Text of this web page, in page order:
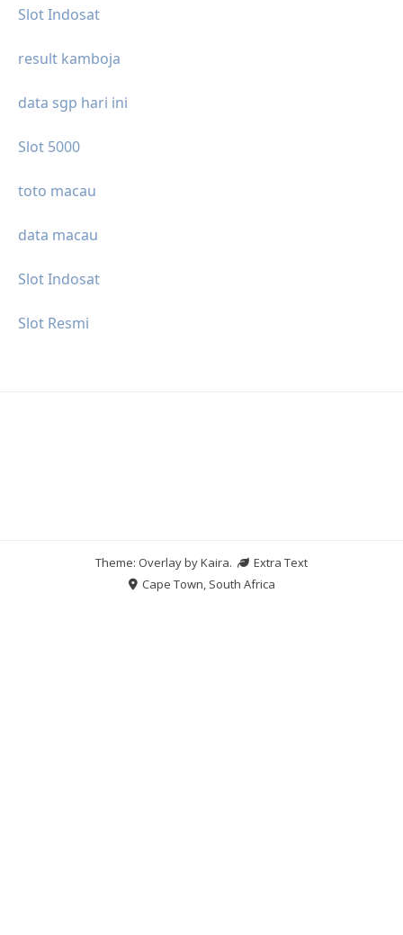
Slot Indosat
result kamboja
data sgp hari ini
Slot 5000
toto macau
data macau
Slot Indosat
Slot Resmi
Theme: Overlay byKaira.
Extra Text
Cape Town, South Africa